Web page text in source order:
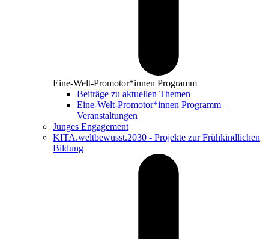
Eine-Welt-Promotor*innen Programm
Beiträge zu aktuellen Themen
Eine-Welt-Promotor*innen Programm –
Veranstaltungen
Junges Engagement
KITA.weltbewusst.2030 - Projekte zur Frühkindlichen
Bildung